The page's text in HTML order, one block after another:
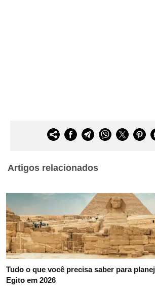
Artigos relacionados
Tudo o que você precisa saber para
Egito em 2026